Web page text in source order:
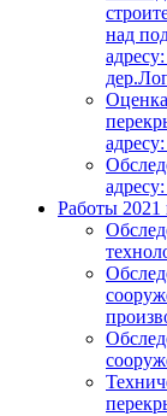
над
Оценка
Работы 2021